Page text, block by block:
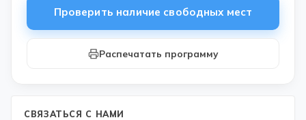
Проверить наличие свободных мест
Распечатать программу
СВЯЗАТЬСЯ С НАМИ